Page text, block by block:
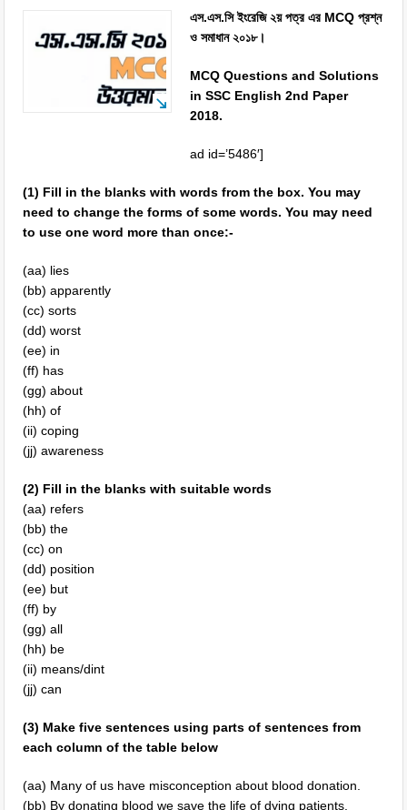
এস.এস.সি ইংরেজি ২য় পত্র এর MCQ প্রশ্ন
ও সমাধান ২০১৮।
MCQ Questions and Solutions
in SSC English 2nd Paper
2018.
ad id=’5486′]
(1) Fill in the blanks with words from the box. You may
need to change the forms of some words. You may need
to use one word more than once:-
(aa) lies
(bb) apparently
(cc) sorts
(dd) worst
(ee) in
(ff) has
(gg) about
(hh) of
(ii) coping
(jj) awareness
(2) Fill in the blanks with suitable words
(aa) refers
(bb) the
(cc) on
(dd) position
(ee) but
(ff) by
(gg) all
(hh) be
(ii) means/dint
(jj) can
(3) Make five sentences using parts of sentences from
each column of the table below
(aa) Many of us have misconception about blood donation.
(bb) By donating blood we save the life of dying patients.